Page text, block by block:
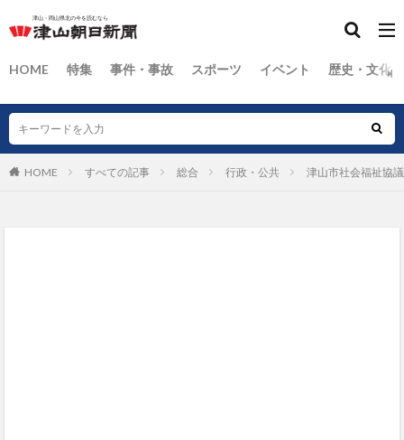
HOME 特集 事件・事故 スポーツ イベント 歴史・文化
HOME すべての記事 総合 行政・公共 津山市社会福祉協